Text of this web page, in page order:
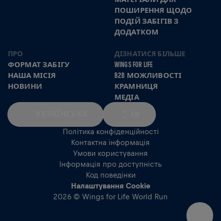
ПОШИРЕННЯ ЩОДО
ПОДІЙ ЗАБІГІВ З
ДОДАТКОМ
ПРО
ФОРМАТ ЗАБІГУ
НАША МІСІЯ
НОВИНИ
ДІЗНАТИСЯ БІЛЬШЕ
WINGS FOR LIFE
B2B МОЖЛИВОСТІ
КРАМНИЦЯ
МЕДІА
Політика конфіденційності
Контактна інформація
Умови користування
Інформація про доступність
Код поведінки
Налаштування Cookie
2026 © Wings for Life World Run